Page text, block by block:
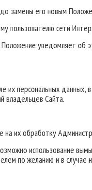
замены его новым
пользователю сети
уведомляет
персональных
владельцев Сайта.
их обработку
использование
по желанию и в